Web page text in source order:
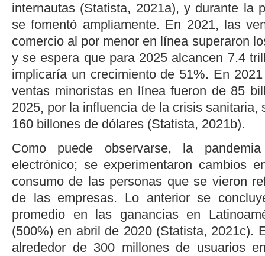
internautas (Statista, 2021a), y durante la
se fomentó ampliamente. En 2021, las
comercio al por menor en línea superaron
y se espera que para 2025 alcancen 7.4
implicaría un crecimiento de 51%. En
ventas minoristas en línea fueron de 85
2025, por la influencia de la crisis sanitaria,
160 billones de dólares (Statista, 2021b).
Como puede observarse, la
electrónico; se experimentaron cambios
consumo de las personas que se vieron
de las empresas. Lo anterior se
promedio en las ganancias en
(500%) en abril de 2020 (Statista, 2021c).
alrededor de 300 millones de usuarios